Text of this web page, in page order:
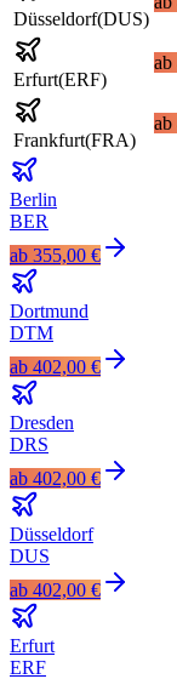
Düsseldorf(DUS)
Erfurt(ERF)
ab
Frankfurt(FRA)
ab
Berlin
BER
ab 355,00 €
Dortmund
DTM
ab 402,00 €
Dresden
DRS
ab 402,00 €
Düsseldorf
DUS
ab 402,00 €
Erfurt
ERF